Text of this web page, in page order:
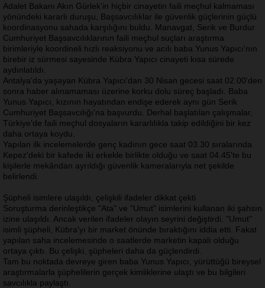
Adalet Bakanı Akın Gürlek'in hiçbir cinayetin faili meçhul kalmaması
yönündeki kararlı duruşu, Başsavcılıklar ile güvenlik güçlerinin güçlü
koordinasyonu sahada karşılığını buldu. Manavgat, Serik ve Burdur
Cumhuriyet Başsavcılıklarının faili meçhul suçları araştırma
birimleriyle koordineli hızlı reaksiyonu ve acılı baba Yunus Yapıcı'nın
birebir iz sürmesi sayesinde Kübra Yapıcı cinayeti kısa sürede
aydınlatıldı.
Antalya'da yaşayan Kübra Yapıcı'dan 30 Nisan gecesi saat 02.00'den
sonra haber alınamaması üzerine korku dolu süreç başladı. Baba
Yunus Yapıcı, kızının hayatından endişe ederek aynı gün Serik
Cumhuriyet Başsavcılığı'na başvurdu. Derhal başlatılan çalışmalar,
Türkiye'de faili meçhul dosyaların kararlılıkla takip edildiğini bir kez
daha ortaya koydu.
Yapılan ilk incelemelerde genç kadının gece saat 03.30 sıralarında
Kepez'deki bir kafede iki erkekle birlikte olduğu ve saat 04.45'te bu
kişilerle mekândan ayrıldığı güvenlik kameralarıyla net şekilde
belirlendi.
Şüpheli isimlere ulaşıldı, çelişkili ifadeler dikkat çekti
Soruşturma derinleştikçe "Ata" ve "Umut" isimlerini kullanan iki şahsın
izine ulaşıldı. Ancak verilen ifadeler olayın seyrini değiştirdi. "Umut"
isimli şüpheli, Kübra'yı bir market önünde bıraktığını iddia etti. Fakat
yapılan saha incelemesinde o saatlerde marketin kapalı olduğu
ortaya çıktı. Bu çelişki, şüpheleri daha da güçlendirdi.
Tam bu noktada devreye giren baba Yunus Yapıcı, yürüttüğü bireysel
araştırmalarla şüphelilerin gerçek kimliklerine ulaştı ve bu bilgileri
savcılıkla paylaştı.